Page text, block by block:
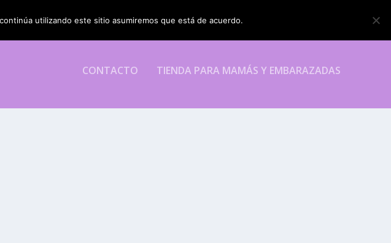
CONTACTO TIENDA PARA MAMÁS Y EMBARAZADAS
utilizando este sitio asumiremos que está de acuerdo.